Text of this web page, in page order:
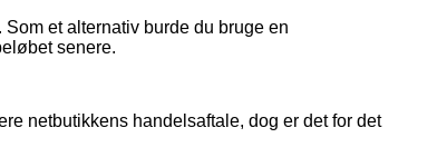
et alternativ burde du bruge en
senere.
netbutikkens handelsaftale, dog er det for det